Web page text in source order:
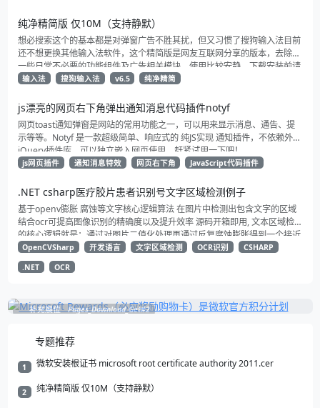
纯净精简版 仅10M（支持静默）
想必搜索这个的基本都是对弹窗广告不胜其扰，但又习惯了搜狗输入法目前
还不想更换其他输入法软件，这个精简版是网友互联网分享的版本，去除了
一些日常不必要的功能组件及广告相关模块，使用比较安静，下载安装前请
自行杀一下毒
输入法 搜狗输入法 v6.5 纯净精简
js漂亮的网页右下角弹出通知消息代码插件notyf
网页toast通知弹窗是网站的常用功能之一，可以用来显示消息、通告、提
示等等。Notyf 是一款超级简单、响应式的 纯JS实现 通知插件，不依赖外部
jQuery插件库，可以独立嵌入网页使用。赶紧试用一下吧！
js网页插件 通知消息特效 网页右下角 JavaScript代码插件
.NET csharp医疗胶片患者识别号文字区域检测例子
基于openv膨胀 腐蚀等文字核心逻辑算法 在图片中检测出包含文字的区域
结合ocr可提高图像识别的精确度以及提升效率 源码开箱即用, 文本区域检测
的核心逻辑就是：通过对图片二值化处理再通过反复腐蚀膨胀得到一个接近
矩形的方块 然后将这些矩形框选出来就得到了文本所在区域 再根据一系列
过滤规则提取到我们所需要的区域 进行识别减少不必要的图像识别 以提升
系统整体效率
OpenCVSharp 开发语言 文字区域检测 OCR识别
CSHARP
.NET
OCR
补充展位 Pages_Download_Get#2
专题推荐
1 微软安装根证书 microsoft root certificate authority 2011.cer
2 纯净精简版 仅10M（支持静默）